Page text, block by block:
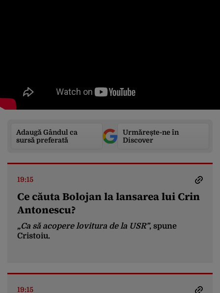
Adaugă Gândul ca
sursă preferată
Urmărește-ne în
Discover
19:15
Ce căuta Bolojan la lansarea lui Crin
Antonescu?
„Ca să acopere lovitura de la USR”, spune
Cristoiu.
19:15